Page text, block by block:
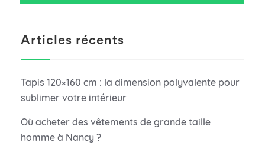
Articles récents
Tapis 120×160 cm : la dimension polyvalente pour
sublimer votre intérieur
Où acheter des vêtements de grande taille
homme à Nancy ?